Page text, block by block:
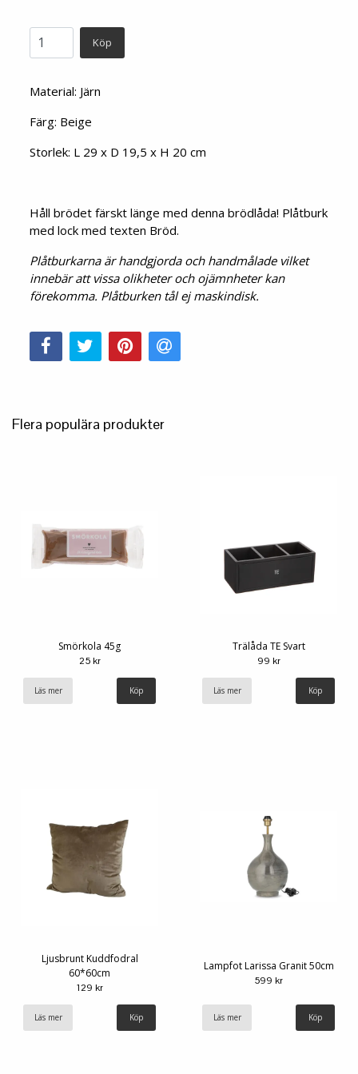
Köp
Material: Järn
Färg: Beige
Storlek: L 29 x D 19,5 x H 20 cm
Håll brödet färskt länge med denna brödlåda! Plåtburk
med lock med texten Bröd.
Plåtburkarna är handgjorda och handmålade vilket
innebär att vissa olikheter och ojämnheter kan
förekomma. Plåtburken tål ej maskindisk.
Flera populära produkter
Smörkola 45g
25 kr
Läs mer
Trälåda TE Svart
99 kr
Läs mer
Ljusbrunt Kuddfodral
60*60cm
129 kr
Läs mer
Lampfot Larissa Granit 50cm
599 kr
Läs mer